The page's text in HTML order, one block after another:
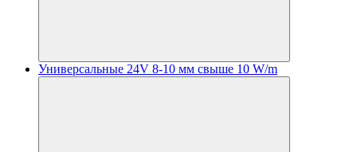
Универсальные 24V 8-10 мм свыше 10 W/m